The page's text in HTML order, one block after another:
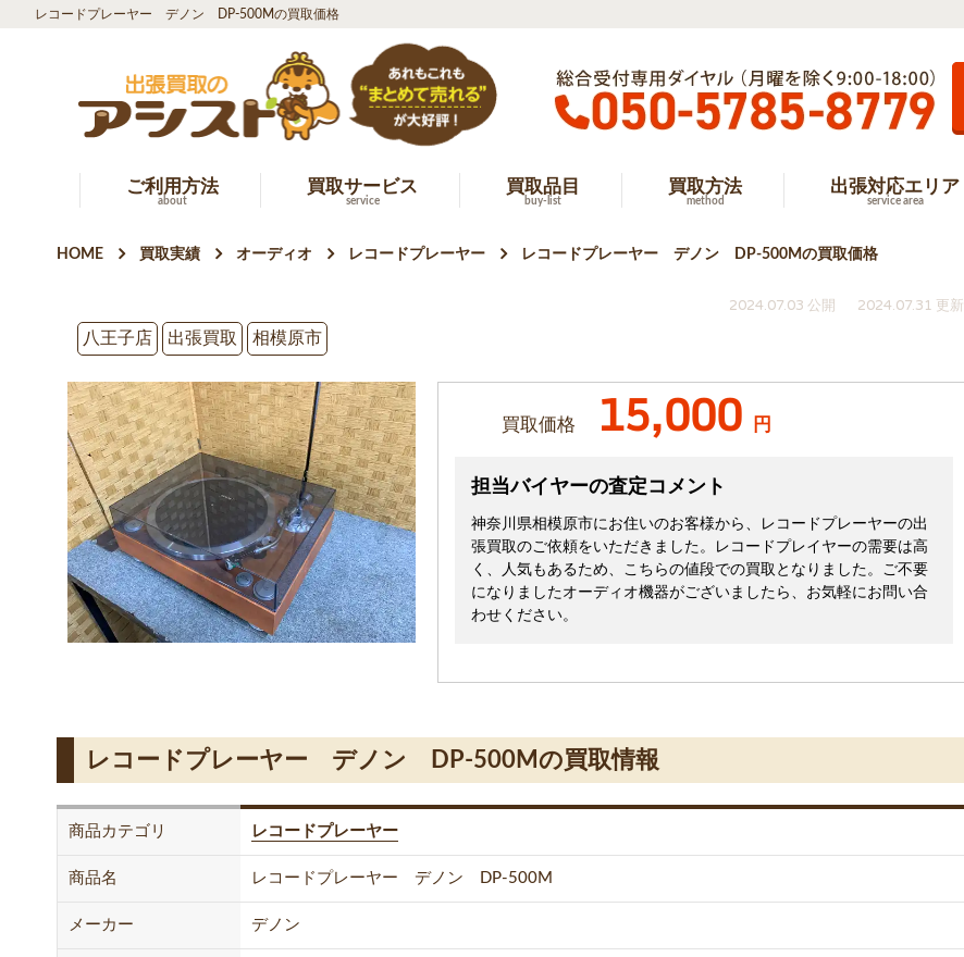
レコードプレーヤー デノン DP-500Mの買取価格
ご利用方法
about
買取サービス
service
買取品目
buy-list
買取方法
method
出張対応エリア
service area
HOME 買取実績 オーディオ レコードプレーヤー レコードプレーヤー デノン DP-500Mの買取価格
2024.07.03 公開
2024.07.31 更新
八王子店
出張買取 相模原市
買取価格 15,000 円
担当バイヤーの査定コメント
神奈川県相模原市にお住いのお客様から、レコードプレーヤーの出
張買取のご依頼をいただきました。レコードプレイヤーの需要は高
く、人気もあるため、こちらの値段での買取となりました。ご不要
になりましたオーディオ機器がございましたら、お気軽にお問い合
わせください。
レコードプレーヤー デノン DP-500Mの買取情報
商品カテゴリ レコードプレーヤー
商品名 レコードプレーヤー デノン DP-500M
メーカー デノン